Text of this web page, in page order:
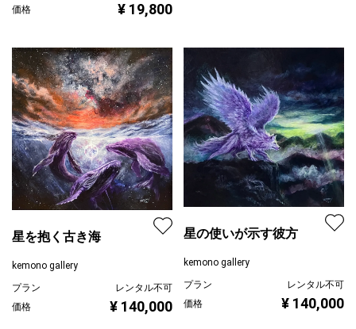
価格
¥ 19,800
星を抱く古き海
kemono gallery
プラン
レンタル不可
価格
¥ 140,000
星の使いが示す彼方
kemono gallery
プラン
レンタル不可
価格
¥ 140,000